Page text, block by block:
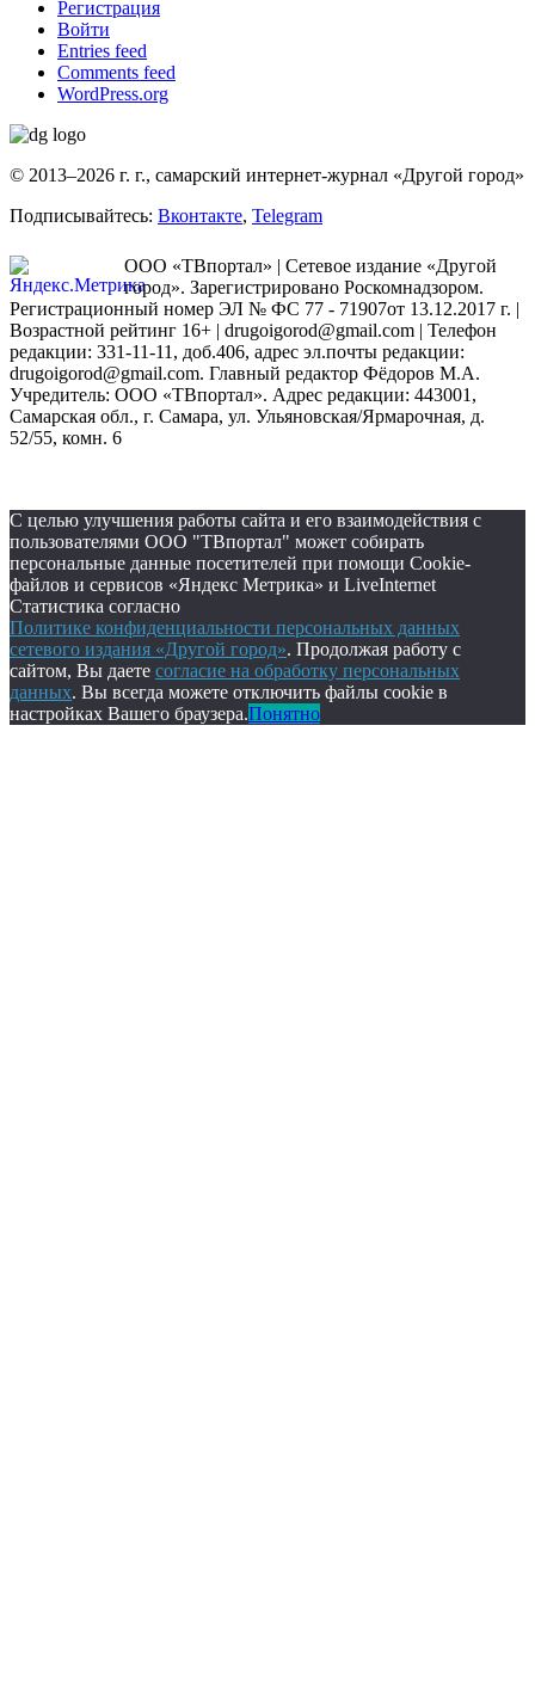
Регистрация
Войти
Entries feed
Comments feed
WordPress.org
© 2013–2026 г. г., самарский интернет-журнал «Другой город»
Подписывайтесь: Вконтакте, Telegram
ООО «ТВпортал» | Сетевое издание «Другой
город». Зарегистрировано Роскомнадзором.
Регистрационный номер ЭЛ № ФС 77 - 71907от 13.12.2017 г. |
Возрастной рейтинг 16+ | drugoigorod@gmail.com | Телефон
редакции: 331-11-11, доб.406, адрес эл.почты редакции:
drugoigorod@gmail.com. Главный редактор Фёдоров М.А.
Учредитель: ООО «ТВпортал». Адрес редакции: 443001,
Самарская обл., г. Самара, ул. Ульяновская/Ярмарочная, д.
52/55, комн. 6
С целью улучшения работы сайта и его взаимодействия с
пользователями ООО "ТВпортал" может собирать
персональные данные посетителей при помощи Cookie-
файлов и сервисов «Яндекс Метрика» и LiveInternet
Статистика согласно
Политике конфиденциальности персональных данных
сетевого издания «Другой город». Продолжая работу с
сайтом, Вы даете согласие на обработку персональных
данных. Вы всегда можете отключить файлы cookie в
настройках Вашего браузера.Понятно